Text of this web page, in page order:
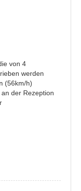
von 4
werden
(56km/h)
der Rezeption